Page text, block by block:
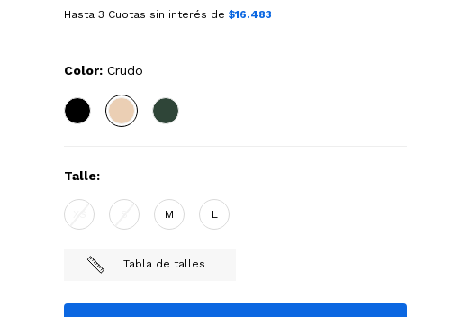
Hasta 3 Cuotas sin interés de$16.483
Color: Crudo
Talle:
M L
Tabla de talles